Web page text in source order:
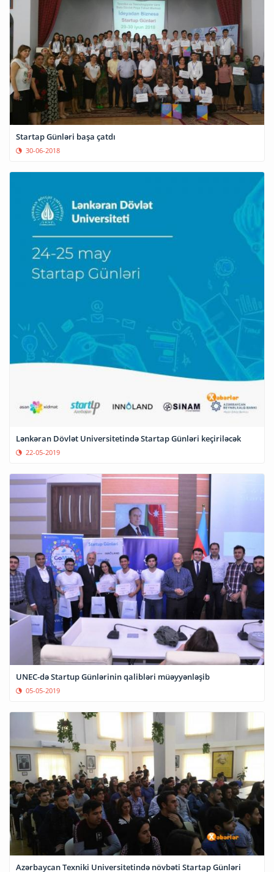
Startap Günləri başa çatdı
30-06-2018
Lənkəran Dövlət Universitetində Startap Günləri keçiriləcək
22-05-2019
UNEC-də Startup Günlərinin qalibləri müəyyənləşib
05-05-2019
Azərbaycan Texniki Universitetində növbəti Startap Günləri